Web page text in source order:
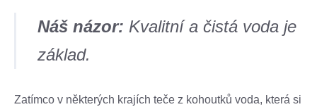
Náš názor: Kvalitní a čistá voda je
základ.
Zatímco v některých krajích teče z kohoutků voda, která si